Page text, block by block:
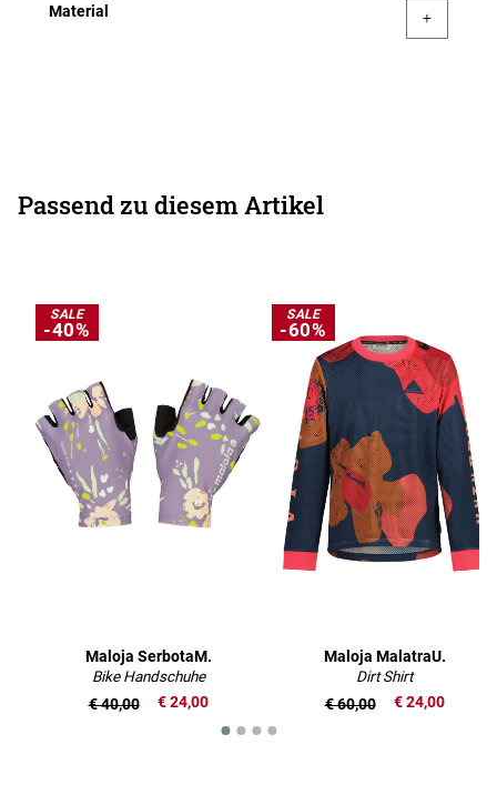
Material
Passend zu diesem Artikel
SALE
-40%
Maloja SerbotaM.
Bike Handschuhe
€ 24,00
€ 40,00
SALE
-60%
Maloja MalatraU.
Dirt Shirt
€ 24,00
€ 60,00